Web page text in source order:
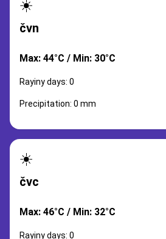
☀️
čvn
Max: 44°C / Min: 30°C
Rayiny days: 0
Precipitation: 0 mm
☀️
čvc
Max: 46°C / Min: 32°C
Rayiny days: 0